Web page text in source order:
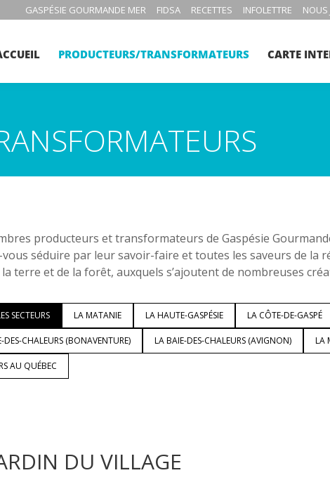
GASPÉSIE GOURMANDE MER FIDSA RECETTES INFOLETTRE NOUS
PRODUCTEURS/TRANSFORMATEURS CARTE
producteurs et transformateurs de Gaspésie
vous séduire par leur savoir-faire et toutes les saveurs de la
la terre et de la forêt, auxquels s’ajoutent de nombreuses
SECTEURS LA MATANIE LA HAUTE-GASPÉSIE LA CÔTE-DE-GASPÉ
DES-CHALEURS (BONAVENTURE) LA BAIE-DES-CHALEURS (AVIGNON) LA
AU QUÉBEC
DU VILLAGE